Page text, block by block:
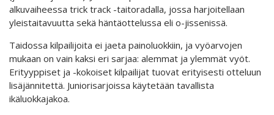
alkuvaiheessa trick track -taitoradalla, jossa harjoitellaan
yleistaitavuutta sekä häntäottelussa eli o-jissenissä.
Taidossa kilpailijoita ei jaeta painoluokkiin, ja vyöarvojen
mukaan on vain kaksi eri sarjaa: alemmat ja ylemmät vyöt.
Erityyppiset ja -kokoiset kilpailijat tuovat erityisesti otteluun
lisäjännitettä. Juniorisarjoissa käytetään tavallista
ikäluokkajakoa.